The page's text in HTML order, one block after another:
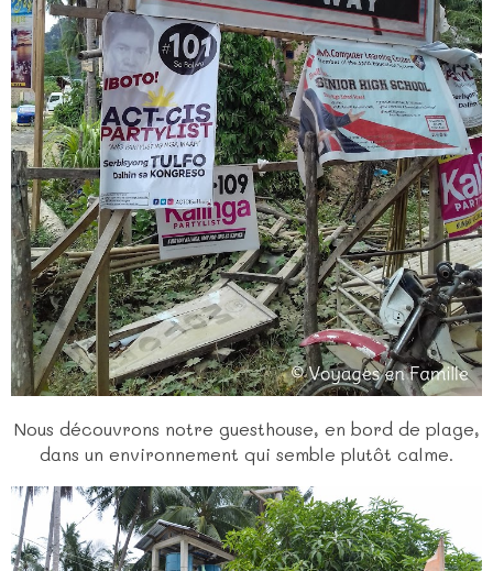
Nous découvrons notre guesthouse, en bord de plage,
dans un environnement qui semble plutôt calme.